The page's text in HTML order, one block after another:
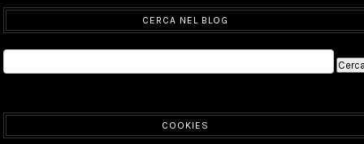
CERCA NEL BLOG
COOKIES